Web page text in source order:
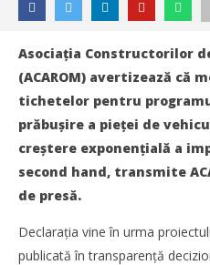
Asociația Constructorilor
(ACAROM) avertizează că
tichetelor pentru
prăbușire a pieței de
creștere exponențială a
second hand, transmite
de presă.
Declarația vine în urma
publicată în transparență